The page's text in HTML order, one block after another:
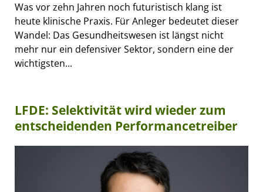
Was vor zehn Jahren noch futuristisch klang ist
heute klinische Praxis. Für Anleger bedeutet dieser
Wandel: Das Gesundheitswesen ist längst nicht
mehr nur ein defensiver Sektor, sondern eine der
wichtigsten...
LFDE: Selektivität wird wieder zum
entscheidenden Performancetreiber